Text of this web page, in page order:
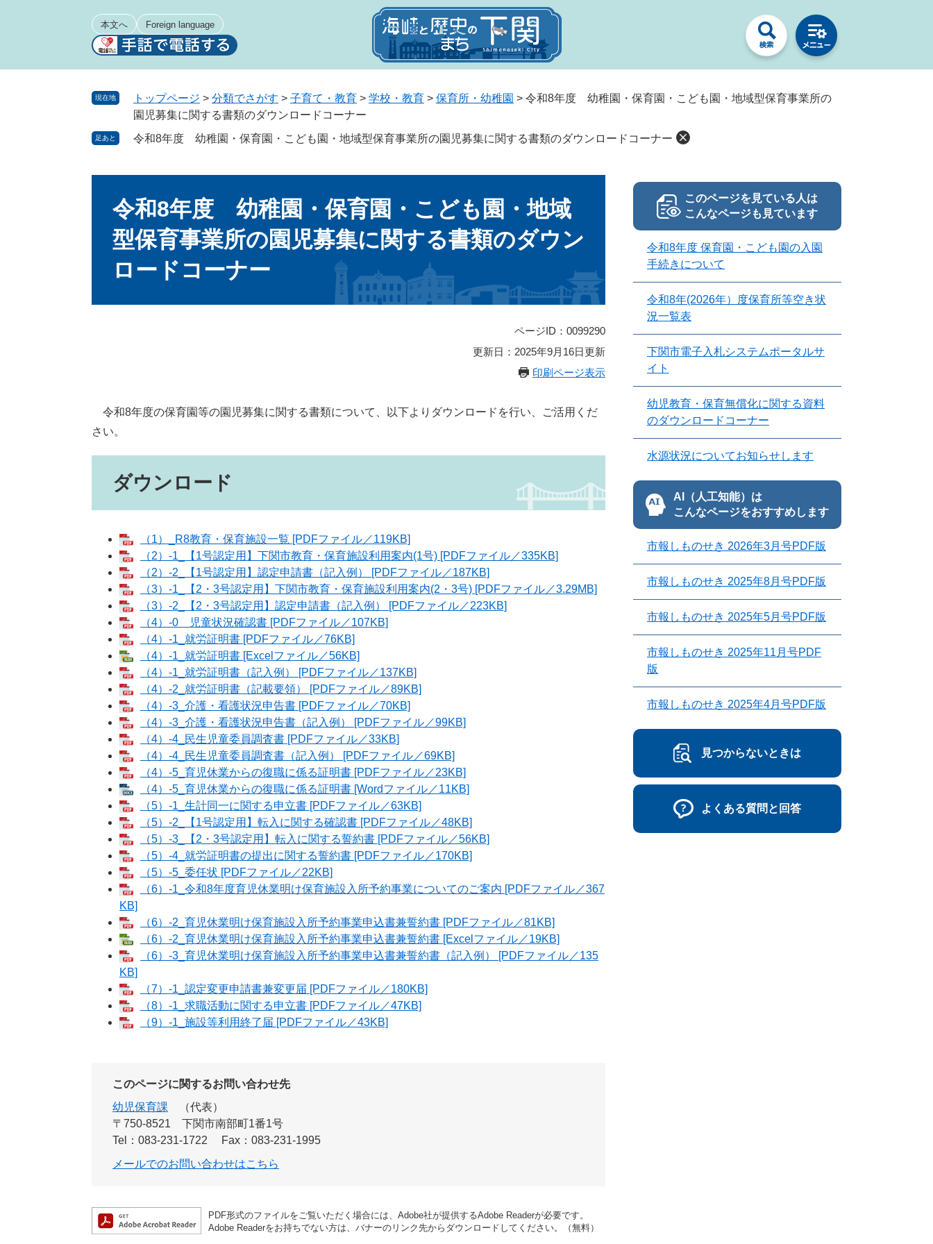
本文へ Foreign language
現在地 トップページ > 分類でさがす > 子育て・教育 > 学校・教育 > 保育所・幼稚園 > 令和8年度 幼稚園・保育園・こども園・地域型保育事業所の
園児募集に関する書類のダウンロードコーナー
足あと 令和8年度 幼稚園・保育園・こども園・地域型保育事業所の園児募集に関する書類のダウンロードコーナー
令和8年度 幼稚園・保育園・こども園・地域
型保育事業所の園児募集に関する書類のダウン
ロードコーナー
ページID：0099290
更新日：2025年9月16日更新
印刷ページ表示
令和8年度の保育園等の園児募集に関する書類について、以下よりダウンロードを行い、ご活用くだ
さい。
ダウンロード
（1）_R8教育・保育施設一覧 [PDFファイル／119KB]
（2）-1_【1号認定用】下関市教育・保育施設利用案内(1号) [PDFファイル／335KB]
（2）-2_【1号認定用】認定申請書（記入例） [PDFファイル／187KB]
（3）-1_【2・3号認定用】下関市教育・保育施設利用案内(2・3号) [PDFファイル／3.29MB]
（3）-2_【2・3号認定用】認定申請書（記入例） [PDFファイル／223KB]
（4）-0 児童状況確認書 [PDFファイル／107KB]
（4）-1_就労証明書 [PDFファイル／76KB]
（4）-1_就労証明書 [Excelファイル／56KB]
（4）-1_就労証明書（記入例） [PDFファイル／137KB]
（4）-2_就労証明書（記載要領） [PDFファイル／89KB]
（4）-3_介護・看護状況申告書 [PDFファイル／70KB]
（4）-3_介護・看護状況申告書（記入例） [PDFファイル／99KB]
（4）-4_民生児童委員調査書 [PDFファイル／33KB]
（4）-4_民生児童委員調査書（記入例） [PDFファイル／69KB]
（4）-5_育児休業からの復職に係る証明書 [PDFファイル／23KB]
（4）-5_育児休業からの復職に係る証明書 [Wordファイル／11KB]
（5）-1_生計同一に関する申立書 [PDFファイル／63KB]
（5）-2_【1号認定用】転入に関する確認書 [PDFファイル／48KB]
（5）-3_【2・3号認定用】転入に関する誓約書 [PDFファイル／56KB]
（5）-4_就労証明書の提出に関する誓約書 [PDFファイル／170KB]
（5）-5_委任状 [PDFファイル／22KB]
（6）-1_令和8年度育児休業明け保育施設入所予約事業についてのご案内 [PDFファイル／367
KB]
（6）-2_育児休業明け保育施設入所予約事業申込書兼誓約書 [PDFファイル／81KB]
（6）-2_育児休業明け保育施設入所予約事業申込書兼誓約書 [Excelファイル／19KB]
（6）-3_育児休業明け保育施設入所予約事業申込書兼誓約書（記入例） [PDFファイル／135
KB]
（7）-1_認定変更申請書兼変更届 [PDFファイル／180KB]
（8）-1_求職活動に関する申立書 [PDFファイル／47KB]
（9）-1_施設等利用終了届 [PDFファイル／43KB]
このページに関するお問い合わせ先
幼児保育課
代表
〒750-8521
下関市南部町1番1号
Tel：083-231-1722
Fax：083-231-1995
メールでのお問い合わせはこちら
PDF形式のファイルをご覧いただく場合には、Adobe社が提供するAdobe Readerが必要です。
Adobe Readerをお持ちでない方は、バナーのリンク先からダウンロードしてください。（無料）
このページを見ている人は
こんなページも見ています
令和8年度 保育園・こども園の入園
手続きについて
令和8年(2026年）度保育所等空き状
況一覧表
下関市電子入札システムポータルサ
イト
幼児教育・保育無償化に関する資料
のダウンロードコーナー
水源状況についてお知らせします
AI（人工知能）は
こんなページをおすすめします
市報しものせき 2026年3月号PDF版
市報しものせき 2025年8月号PDF版
市報しものせき 2025年5月号PDF版
市報しものせき 2025年11月号PDF
版
市報しものせき 2025年4月号PDF版
見つからないときは
よくある質問と回答